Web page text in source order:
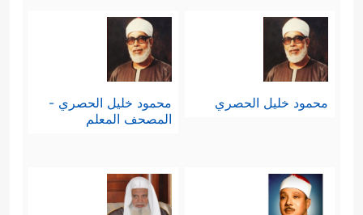
محمود خليل الحصري
محمود خليل الحصري -
المصحف المعلم